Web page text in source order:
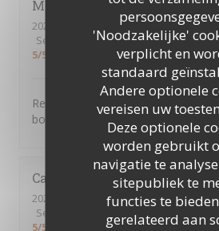
'Noodzakelijke'
verplicht en
standaard
Andere optionele
vereisen uw
Deze optionele
worden gebruikt
navigatie te
sitepubliek te
functies te
gerelateerd aan
Martine
2026-04-29
- 19:00 - Gasten 2
Service
Atmosfeer:4/5 Keuken:
5/5
Repas excellent varié élaboré avec
bon service à table
Camille
2026-04-16
- 12:30 - Gasten 2
Service
Atmosfeer Keuken
5/5